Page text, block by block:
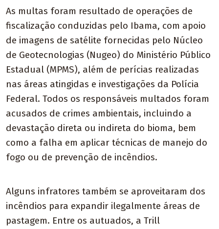
As multas foram resultado de operações de
fiscalização conduzidas pelo Ibama, com apoio
de imagens de satélite fornecidas pelo Núcleo
de Geotecnologias (Nugeo) do Ministério Público
Estadual (MPMS), além de perícias realizadas
nas áreas atingidas e investigações da Polícia
Federal. Todos os responsáveis multados foram
acusados de crimes ambientais, incluindo a
devastação direta ou indireta do bioma, bem
como a falha em aplicar técnicas de manejo do
fogo ou de prevenção de incêndios.
Alguns infratores também se aproveitaram dos
incêndios para expandir ilegalmente áreas de
pastagem. Entre os autuados, a Trill